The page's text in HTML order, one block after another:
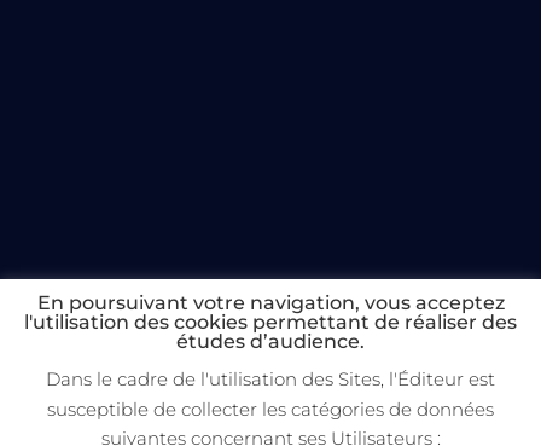
Copyright 2022 Broadcast Chambers
En poursuivant votre navigation, vous acceptez
l'utilisation des cookies permettant de réaliser des
études d’audience.
Dans le cadre de l'utilisation des Sites, l'Éditeur est
susceptible de collecter les catégories de données
suivantes concernant ses Utilisateurs :